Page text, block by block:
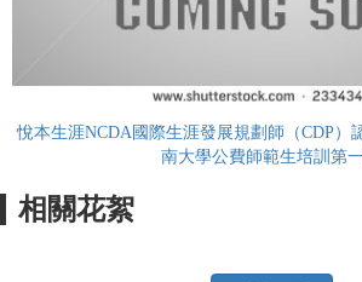
悅本生涯NCDA國際生涯發展規劃師（CDP）
南大學公費師範生培訓第
相關花絮